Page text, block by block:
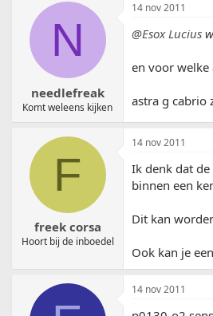
N
needlefreak
Komt weleens kijken
14 nov 2011
@Esox Lucius
en voor
astra g cabrio
F
freek corsa
Hoort bij de inboedel
14 nov 2011
Ik denk dat
binnen een
Dit kan
Ook kan je
14 nov 2011